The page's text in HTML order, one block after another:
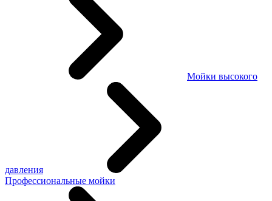
Мойки высокого
давления
Профессиональные мойки